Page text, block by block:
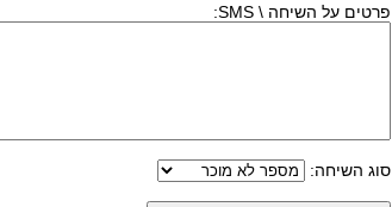
פרטים על השיחה \ SMS:
סוג השיחה: